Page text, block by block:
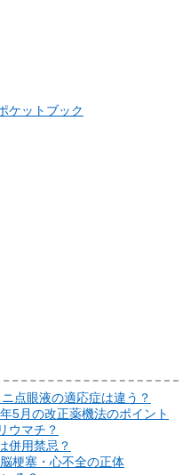
ケットブック
点眼液の適応症は違う？
5月の改正薬機法のポイント
ウマチ？
併用禁忌？
梗塞・心不全の正体